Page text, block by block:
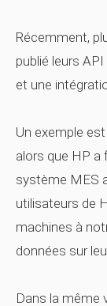
Récemment,
publié leurs
et une
Un exemple
alors que HP a
système MES
utilisateurs de
machines à
données sur
Dans la même